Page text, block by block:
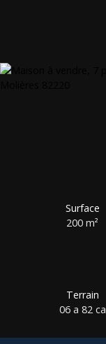
Surface
200m²
Terrain
06 a 82 ca